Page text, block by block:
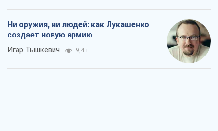
Ни оружия, ни людей: как Лукашенко
создает новую армию
Игар Тышкевич 9,4 т.